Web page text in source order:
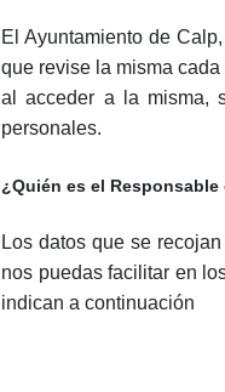
El Ayuntamiento de
que revise la misma
al acceder a la misma,
personales.
¿Quién es el
Los datos que se
nos puedas facilitar en
indican a continuación